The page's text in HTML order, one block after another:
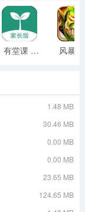
有堂课 v1.2.2
1.48 MB
30.46 MB
0.00 MB
0.00 MB
23.65 MB
124.65 MB